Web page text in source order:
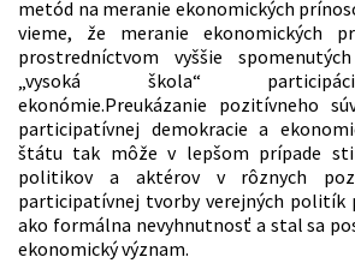
metód na meranie ekonomických
vieme, že meranie ekonomických
prostredníctvom vyššie
„vysoká škola“
ekonómie.Preukázanie pozitívneho
participatívnej demokracie a
štátu tak môže v lepšom prípade
politikov a aktérov v rôznych
participatívnej tvorby verejných politík
ako formálna nevyhnutnosť a stal sa
ekonomický význam.